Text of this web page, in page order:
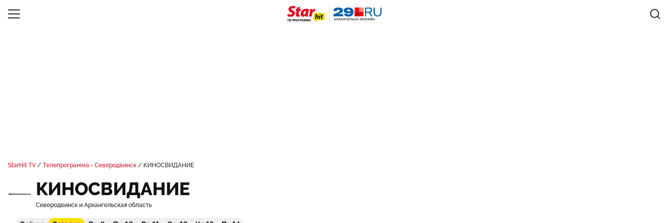
StarHit TV Телепрограмма - Северодвинск КИНОСВИДАНИЕ
КИНОСВИДАНИЕ
Северодвинск и Архангельская область